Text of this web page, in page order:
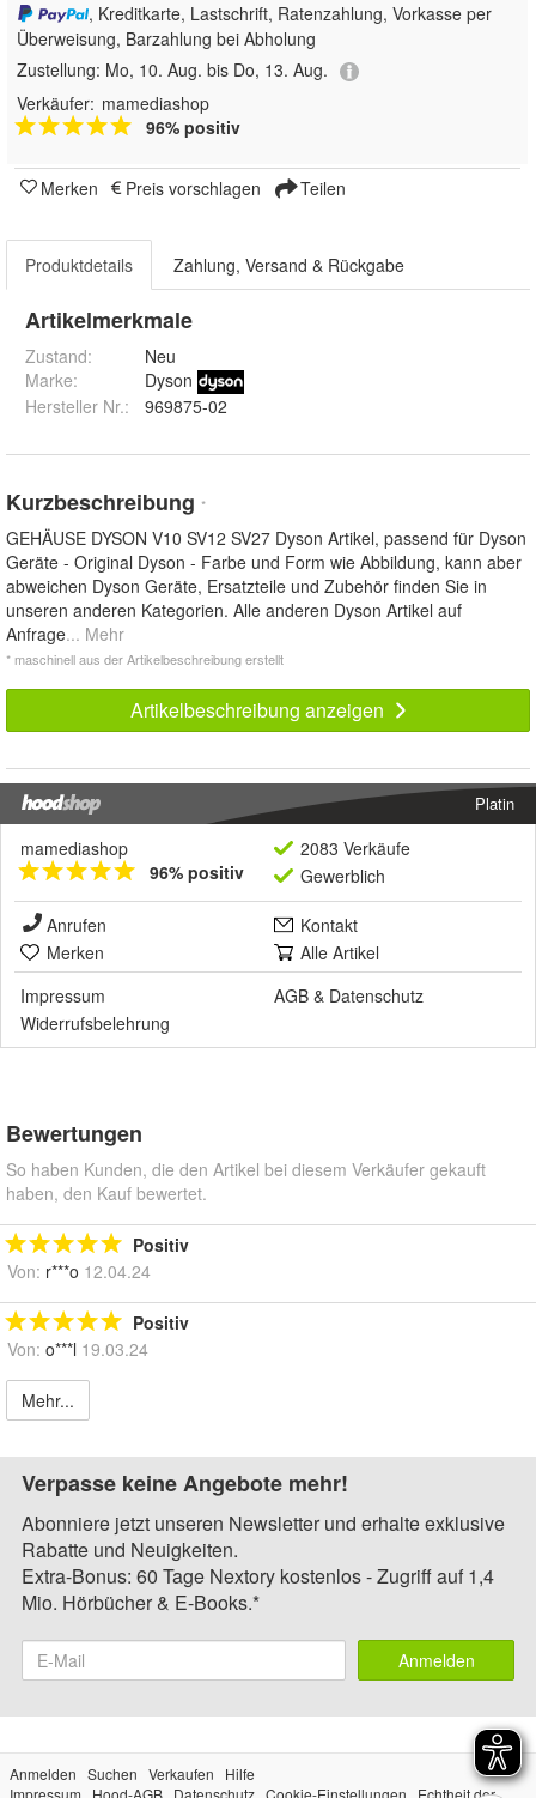
, Kreditkarte, Lastschrift, Ratenzahlung, Vorkasse per
Überweisung, Barzahlung bei Abholung
Zustellung: Mo, 10. Aug. bis Do, 13. Aug.
Verkäufer: mamediashop
96% positiv
Merken Preis vorschlagen Teilen
Produktdetails Zahlung, Versand & Rückgabe
Artikelmerkmale
Zustand:
Neu
Marke:
Dyson
Hersteller Nr.:
969875-02
Kurzbeschreibung *
GEHÄUSE DYSON V10 SV12 SV27 Dyson Artikel, passend für Dyson
Geräte - Original Dyson - Farbe und Form wie Abbildung, kann aber
abweichen Dyson Geräte, Ersatzteile und Zubehör finden Sie in
unseren anderen Kategorien. Alle anderen Dyson Artikel auf
Anfrage... Mehr
* maschinell aus der Artikelbeschreibung erstellt
Artikelbeschreibung anzeigen
Platin
mamediashop
96% positiv
2083 Verkäufe
Gewerblich
Anrufen
Kontakt
Merken
Alle Artikel
Impressum
AGB & Datenschutz
Widerrufsbelehrung
Bewertungen
So haben Kunden, die den Artikel bei diesem Verkäufer gekauft
haben, den Kauf bewertet.
Positiv
Von: r***o 12.04.24
Positiv
Von: o***l 19.03.24
Mehr...
Verpasse keine Angebote mehr!
Abonniere jetzt unseren Newsletter und erhalte exklusive
Rabatte und Neuigkeiten.
Extra-Bonus: 60 Tage Nextory kostenlos - Zugriff auf 1,4
Mio. Hörbücher & E-Books.*
Anmelden
Anmelden Suchen Verkaufen
Hilfe
Impressum
Hood-AGB Datenschutz Cookie-Einstellungen Echtheit der